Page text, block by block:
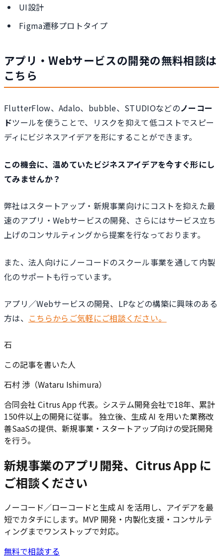
UI設計
Figma遷移プロトタイプ
アプリ・Webサービスの開発の無料相談は
こちら
FlutterFlow、Adalo、bubble、STUDIOなどのノーコー
ドツールを使うことで、リスクを抑えて低コストでスピー
ディにビジネスアイデアを形にすることができます。
この機会に、温めていたビジネスアイデアを今すぐ形にし
てみませんか？
弊社はスタートアップ・新規事業向けにコストを抑えた最
速のアプリ・Webサービスの開発、さらにはサービス立ち
上げのコンサルティングから提案を行なっております。
また、法人向けにノーコードのスクール事業を通して内製
化のサポートも行っています。
アプリ／Webサービスの開発、LPなどの構築に興味のある
方は、 こちらからご気軽にご相談ください。
石
この記事を書いた人
石村 渉（Wataru Ishimura）
合同会社 Citrus App 代表。システム開発会社で18年、累計
150件以上の開発に従事。 独立後、生成 AI を用いた業務改
善SaaSの提供、新規事業・スタートアップ向けの受託開発
を行う。
新規事業のアプリ開発、Citrus App に
ご相談ください
ノーコード／ローコードと生成 AI を活用し、アイデアを最
短でカタチにします。MVP 開発・内製化支援・コンサルテ
ィングまでワンストップで対応。
無料で相談する